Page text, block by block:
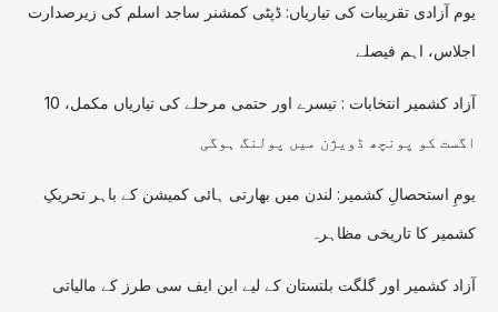
یوم آزادی تقریبات کی تیاریاں: ڈپٹی کمشنر ساجد اسلم کی زیرصدارت
اجلاس، اہم فیصلے
آزاد کشمیر انتخابات : تیسرے اور حتمی مرحلے کی تیاریاں مکمل، 10
اگست کو پونچھ ڈویژن میں پولنگ ہوگی
یومِ استحصالِ کشمیر: لندن میں بھارتی ہائی کمیشن کے باہر تحریکِ
کشمیر کا تاریخی مظاہرہ
آزاد کشمیر اور گلگت بلتستان کے لیے این ایف سی طرز کے مالیاتی